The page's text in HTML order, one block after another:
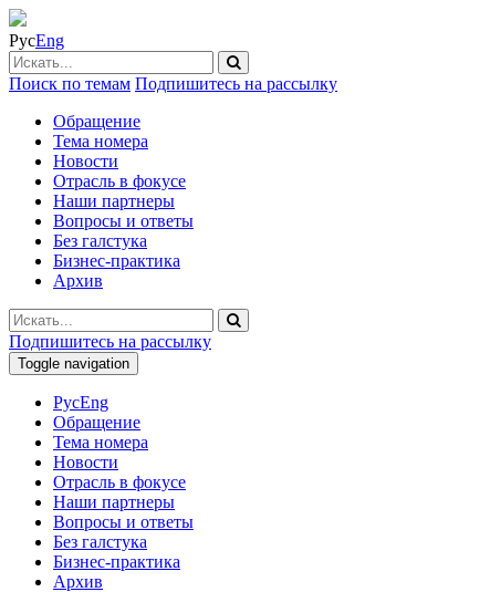
РусEng
Поиск по темам Подпишитесь на рассылку
Обращение
Тема номера
Новости
Отрасль в фокусе
Наши партнеры
Вопросы и ответы
Без галстука
Бизнес-практика
Архив
Подпишитесь на рассылку
Toggle navigation
РусEng
Обращение
Тема номера
Новости
Отрасль в фокусе
Наши партнеры
Вопросы и ответы
Без галстука
Бизнес-практика
Архив